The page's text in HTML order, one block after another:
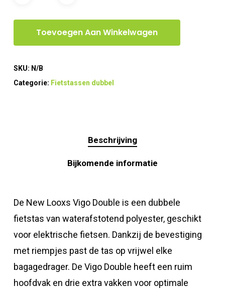
Toevoegen Aan Winkelwagen
SKU: N/B
Categorie: Fietstassen dubbel
Beschrijving
Bijkomende informatie
De New Looxs Vigo Double is een dubbele
fietstas van waterafstotend polyester, geschikt
voor elektrische fietsen. Dankzij de bevestiging
met riempjes past de tas op vrijwel elke
bagagedrager. De Vigo Double heeft een ruim
hoofdvak en drie extra vakken voor optimale